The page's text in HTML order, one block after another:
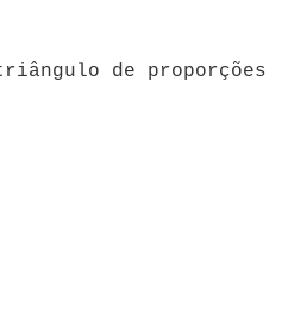
de proporções